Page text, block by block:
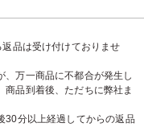
品は受け付けておりませ
、万一商品に不都合が発生し
品到着後、ただちに弊社ま
30分以上経過してからの返品